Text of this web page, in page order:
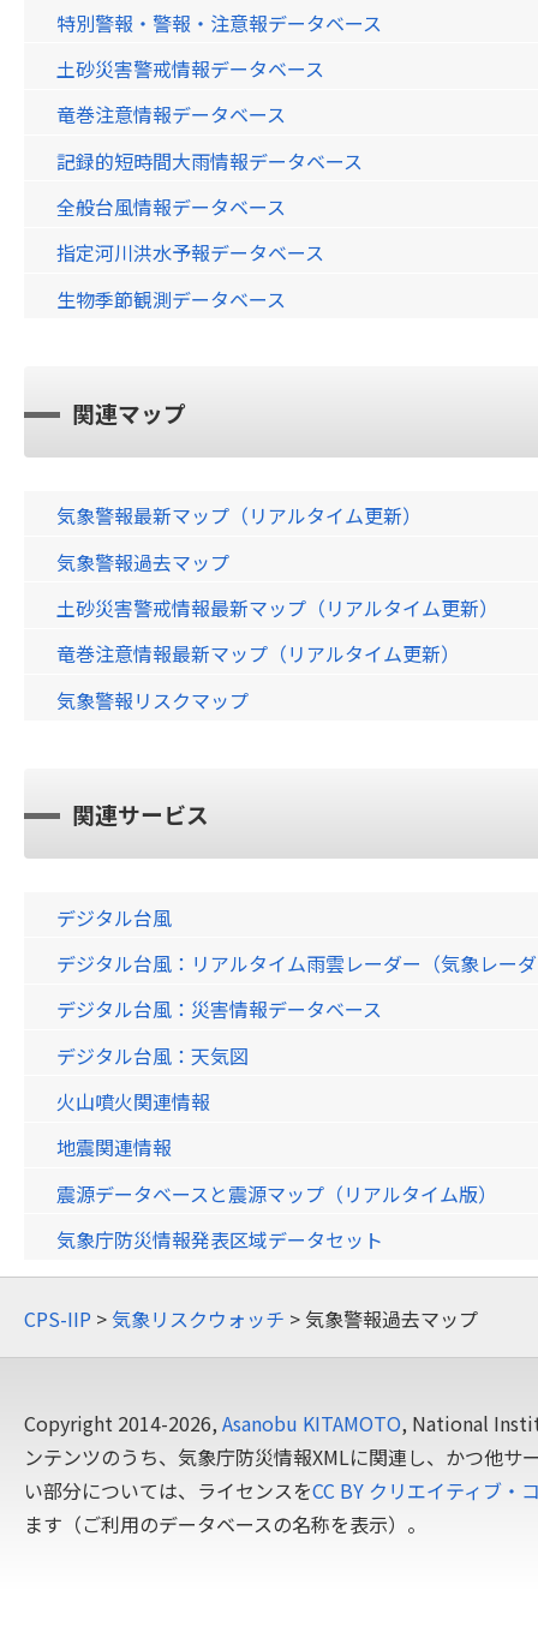
特別警報・警報・注意報データベース
土砂災害警戒情報データベース
竜巻注意情報データベース
記録的短時間大雨情報データベース
全般台風情報データベース
指定河川洪水予報データベース
生物季節観測データベース
関連マップ
気象警報最新マップ（リアルタイム更新）
気象警報過去マップ
土砂災害警戒情報最新マップ（リアルタイム更新）
竜巻注意情報最新マップ（リアルタイム更新）
気象警報リスクマップ
関連サービス
デジタル台風
デジタル台風：リアルタイム雨雲レーダー（気象レー
デジタル台風：災害情報データベース
デジタル台風：天気図
火山噴火関連情報
地震関連情報
震源データベースと震源マップ（リアルタイム版）
気象庁防災情報発表区域データセット
CPS-IIP >気象リスクウォッチ > 気象警報過去マップ
Copyright 2014-2026, Asanobu KITAMOTO, National
ンテンツのうち、気象庁防災情報XMLに関連し、かつ他サ
い部分については、ライセンスをCC BY クリエイティブ・
ます（ご利用のデータベースの名称を表示）。